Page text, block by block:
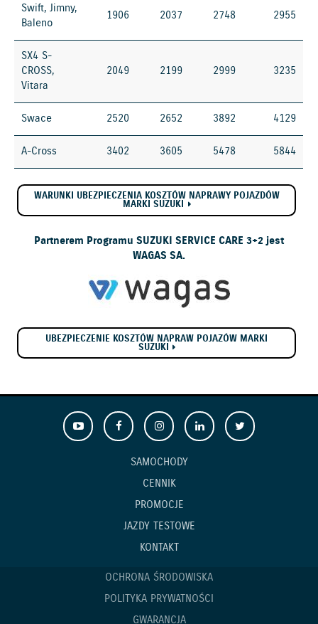
Swift, Jimny,
Baleno
1906 2037 2748 2955
SX4 S-
CROSS,
Vitara
2049 2199 2999 3235
Swace 2520 2652 3892 4129
A-Cross 3402 3605 5478 5844
WARUNKI UBEZPIECZENIA KOSZTÓW NAPRAWY POJAZDÓW
MARKI SUZUKI
Partnerem Programu SUZUKI SERVICE CARE 3+2 jest
WAGAS SA.
UBEZPIECZENIE KOSZTÓW NAPRAW POJAZÓW MARKI
SUZUKI
SAMOCHODY
CENNIK
PROMOCJE
JAZDY TESTOWE
KONTAKT
OCHRONA ŚRODOWISKA
POLITYKA PRYWATNOŚCI
GWARANCJA